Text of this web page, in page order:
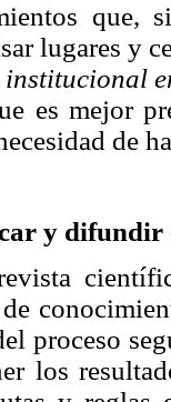
lugares y
es mejor
de
y difundir
proceso
los